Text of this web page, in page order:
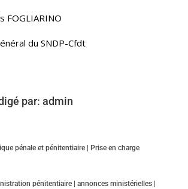
FOGLIARINO
du SNDP-Cfdt
par: admin
pénale et pénitentiaire| Prise en charge
pénitentiaire| annonces ministérielles|